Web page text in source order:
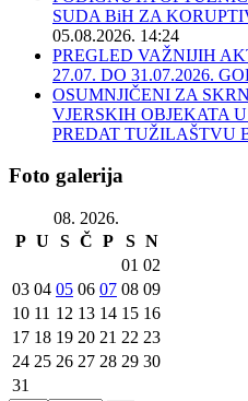
SUDA BiH ZA
05.08.2026. 14:24
PREGLED VAŽNIJIH
27.07. DO 31.07.2026.
OSUMNJIČENI ZA
VJERSKIH OBJEKATA
PREDAT TUŽILAŠTVU
Foto galerija
08. 2026.
P U S Č P S N
01 02
03 04 05 06 07 08 09
10 11 12 13 14 15 16
17 18 19 20 21 22 23
24 25 26 27 28 29 30
31